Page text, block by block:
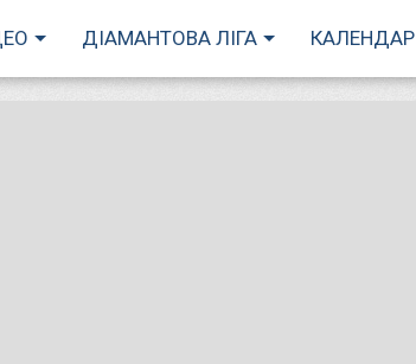
ДІАМАНТОВА ЛІГА КАЛЕНДАР